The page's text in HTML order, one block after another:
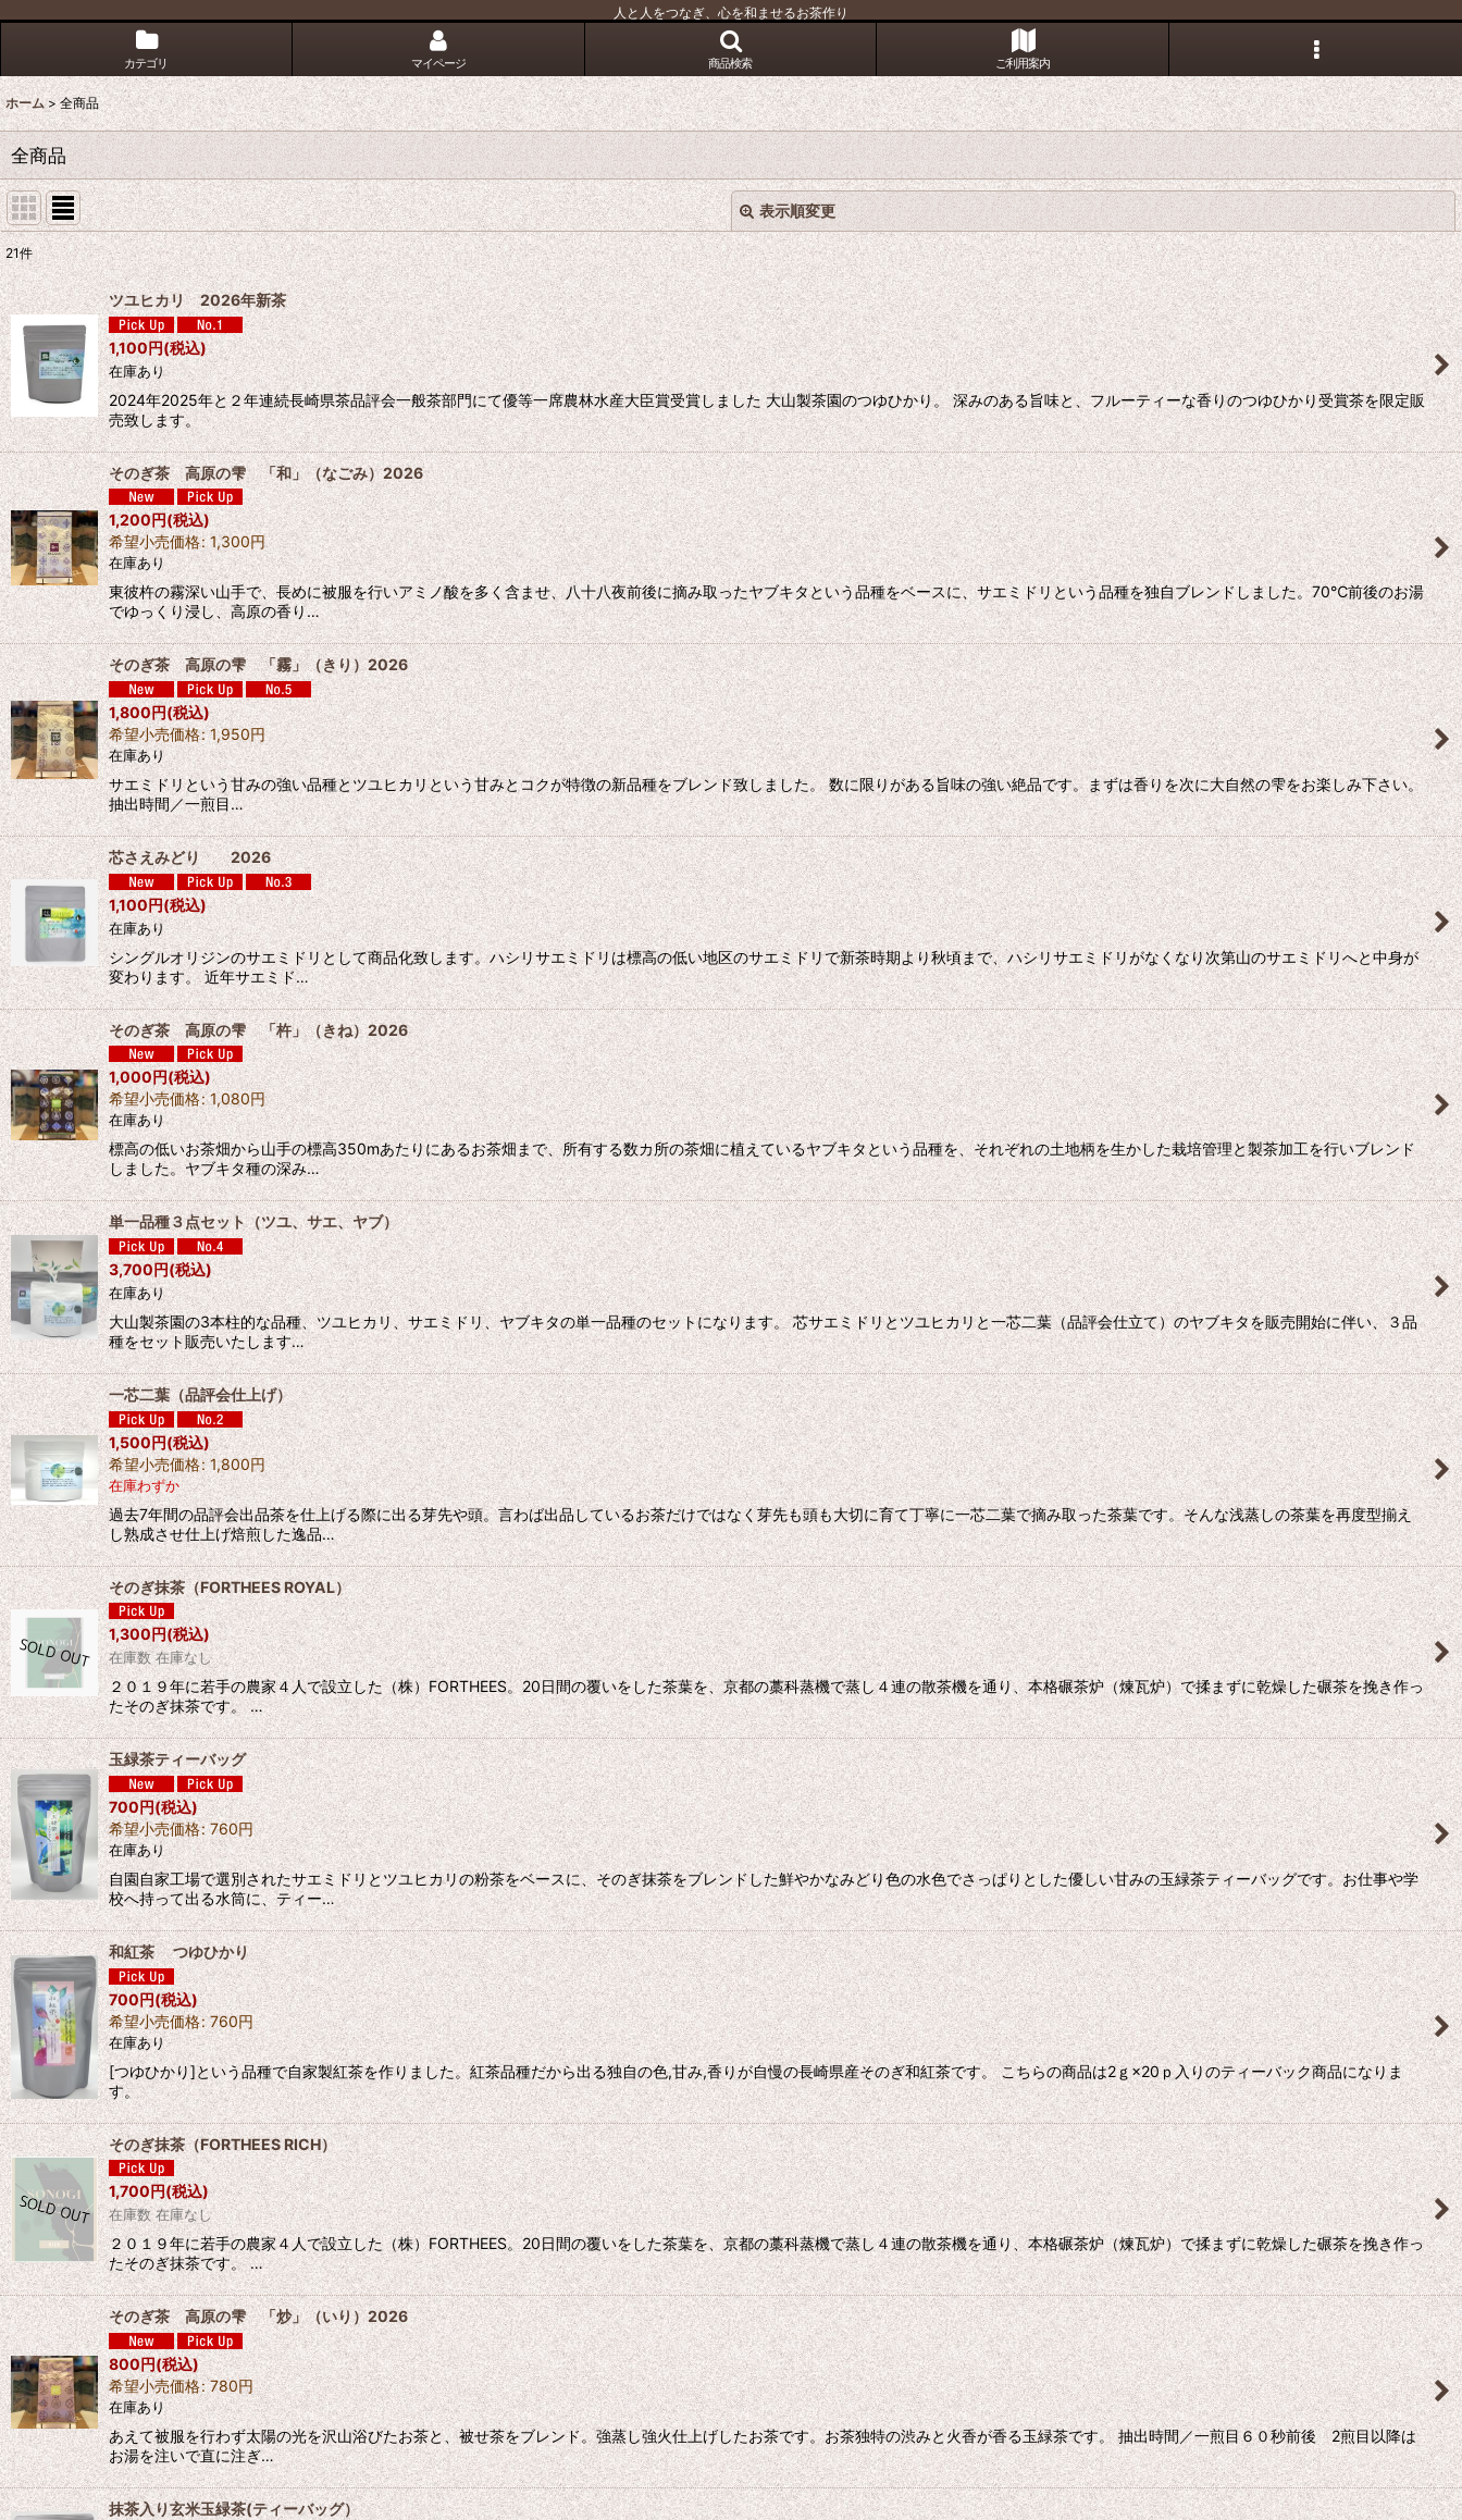
人と人をつなぎ、心を和ませるお茶作り
カテゴリ マイページ 商品検索 ご利用案内
ホーム > 全商品
全商品
表示順変更
表示数 :
並び順
絞り込む
閉じる
21件
ツユヒカリ 2026年新茶
1,100円(税込)
在庫あり
2024年2025年と２年連続長崎県茶品評会一般茶部門にて優等一席農林水産大臣賞受賞しました 大山製茶園のつゆひかり。 深みのある旨味と、フルーティーな香りのつゆひかり受賞茶を限定販
売致します。
そのぎ茶 高原の雫 「和」（なごみ）2026
1,200円(税込)
希望小売価格: 1,300円
在庫あり
東彼杵の霧深い山手で、長めに被服を行いアミノ酸を多く含ませ、八十八夜前後に摘み取ったヤブキタという品種をベースに、サエミドリという品種を独自ブレンドしました。70℃前後のお湯
でゆっくり浸し、高原の香り…
そのぎ茶 高原の雫 「霧」（きり）2026
1,800円(税込)
希望小売価格: 1,950円
在庫あり
サエミドリという甘みの強い品種とツユヒカリという甘みとコクが特徴の新品種をブレンド致しました。 数に限りがある旨味の強い絶品です。まずは香りを次に大自然の雫をお楽しみ下さい。
抽出時間／一煎目…
芯さえみどり 2026
1,100円(税込)
在庫あり
シングルオリジンのサエミドリとして商品化致します。ハシリサエミドリは標高の低い地区のサエミドリで新茶時期より秋頃まで、ハシリサエミドリがなくなり次第山のサエミドリへと中身が
変わります。 近年サエミド…
そのぎ茶 高原の雫 「杵」（きね）2026
1,000円(税込)
希望小売価格: 1,080円
在庫あり
標高の低いお茶畑から山手の標高350mあたりにあるお茶畑まで、所有する数カ所の茶畑に植えているヤブキタという品種を、それぞれの土地柄を生かした栽培管理と製茶加工を行いブレンド
しました。ヤブキタ種の深み…
単一品種３点セット（ツユ、サエ、ヤブ）
3,700円(税込)
在庫あり
大山製茶園の3本柱的な品種、ツユヒカリ、サエミドリ、ヤブキタの単一品種のセットになります。 芯サエミドリとツユヒカリと一芯二葉（品評会仕立て）のヤブキタを販売開始に伴い、３品
種をセット販売いたします…
一芯二葉（品評会仕上げ）
1,500円(税込)
希望小売価格: 1,800円
在庫わずか
過去7年間の品評会出品茶を仕上げる際に出る芽先や頭。言わば出品しているお茶だけではなく芽先も頭も大切に育て丁寧に一芯二葉で摘み取った茶葉です。そんな浅蒸しの茶葉を再度型揃え
し熟成させ仕上げ焙煎した逸品…
そのぎ抹茶（FORTHEES ROYAL）
1,300円(税込)
在庫数 在庫なし
２０１９年に若手の農家４人で設立した（株）FORTHEES。20日間の覆いをした茶葉を、京都の藁科蒸機で蒸し４連の散茶機を通り、本格碾茶炉（煉瓦炉）で揉まずに乾燥した碾茶を挽き作っ
たそのぎ抹茶です。 …
玉緑茶ティーバッグ
700円(税込)
希望小売価格: 760円
在庫あり
自園自家工場で選別されたサエミドリとツユヒカリの粉茶をベースに、そのぎ抹茶をブレンドした鮮やかなみどり色の水色でさっぱりとした優しい甘みの玉緑茶ティーバッグです。お仕事や学
校へ持って出る水筒に、ティー…
和紅茶 つゆひかり
700円(税込)
希望小売価格: 760円
在庫あり
[つゆひかり]という品種で自家製紅茶を作りました。紅茶品種だから出る独自の色,甘み,香りが自慢の長崎県産そのぎ和紅茶です。 こちらの商品は2ｇ×20ｐ入りのティーバック商品になりま
す。
そのぎ抹茶（FORTHEES RICH）
1,700円(税込)
在庫数 在庫なし
２０１９年に若手の農家４人で設立した（株）FORTHEES。20日間の覆いをした茶葉を、京都の藁科蒸機で蒸し４連の散茶機を通り、本格碾茶炉（煉瓦炉）で揉まずに乾燥した碾茶を挽き作っ
たそのぎ抹茶です。 …
そのぎ茶 高原の雫 「炒」（いり）2026
800円(税込)
希望小売価格: 780円
在庫あり
あえて被服を行わず太陽の光を沢山浴びたお茶と、被せ茶をブレンド。強蒸し強火仕上げしたお茶です。お茶独特の渋みと火香が香る玉緑茶です。 抽出時間／一煎目６０秒前後 2煎目以降は
お湯を注いで直に注ぎ…
抹茶入り玄米玉緑茶(ティーバッグ）